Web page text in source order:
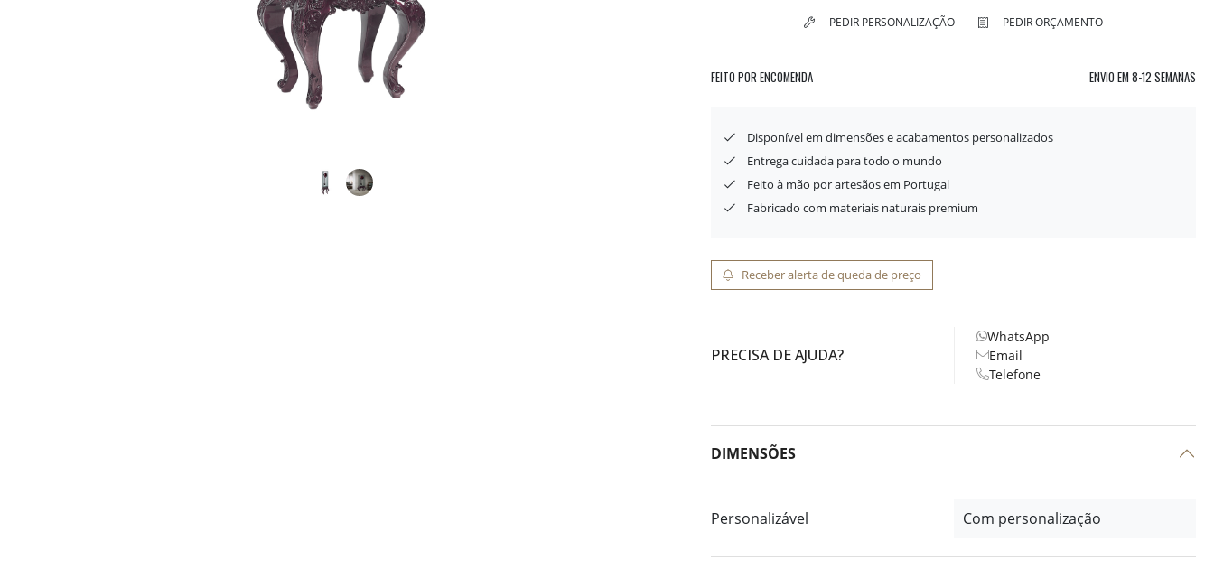
PEDIR PERSONALIZAÇÃO
PEDIR ORÇAMENTO
FEITO POR ENCOMENDA ENVIO EM 8-12 SEMANAS
Disponível em dimensões e acabamentos personalizados
Entrega cuidada para todo o mundo
Feito à mão por artesãos em Portugal
Fabricado com materiais naturais premium
Receber alerta de queda de preço
PRECISA DE AJUDA?
WhatsApp
Email
Telefone
DIMENSÕES
Personalizável Com personalização